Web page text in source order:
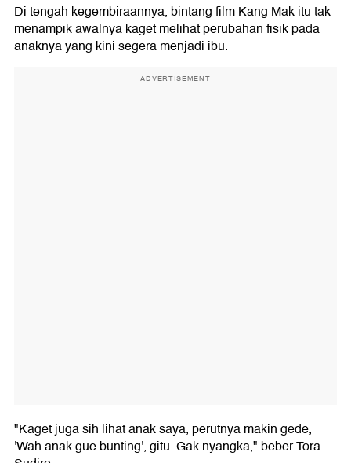
Di tengah kegembiraannya, bintang film Kang Mak itu tak
menampik awalnya kaget melihat perubahan fisik pada
anaknya yang kini segera menjadi ibu.
ADVERTISEMENT
"Kaget juga sih lihat anak saya, perutnya makin gede,
'Wah anak gue bunting', gitu. Gak nyangka," beber Tora